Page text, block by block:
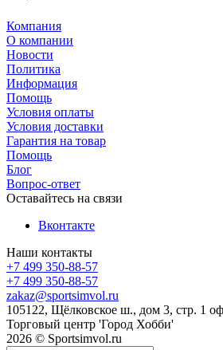
Компания
О компании
Новости
Политика
Информация
Помощь
Условия оплаты
Условия доставки
Гарантия на товар
Помощь
Блог
Вопрос-ответ
Оставайтесь на связи
Вконтакте
Наши контакты
+7 499 350-88-57
+7 499 350-88-57
zakaz@sportsimvol.ru
105122, Щёлковское ш., дом 3, стр. 1
Торговый центр 'Город Хобби'
2026 © Sportsimvol.ru